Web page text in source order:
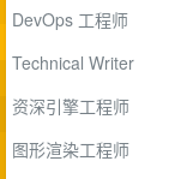
DevOps 工程师
Technical Writer
资深引擎工程师
图形渲染工程师